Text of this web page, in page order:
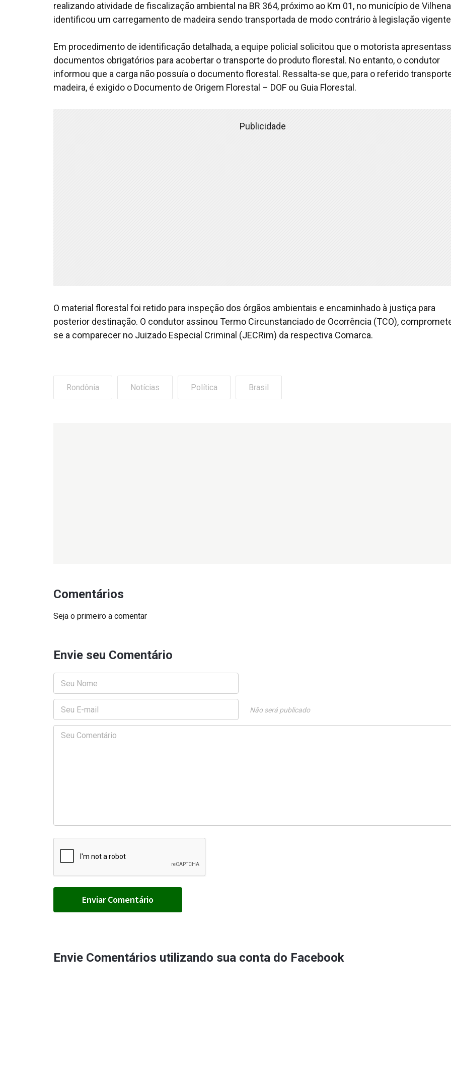
realizando atividade de fiscalização ambiental na BR 364, próximo ao Km 01, no município de
identificou um carregamento de madeira sendo transportada de modo contrário à legislação
Em procedimento de identificação detalhada, a equipe policial solicitou que o motorista
documentos obrigatórios para acobertar o transporte do produto florestal. No entanto, o condutor
informou que a carga não possuía o documento florestal. Ressalta-se que, para o referido
madeira, é exigido o Documento de Origem Florestal – DOF ou Guia Florestal.
Publicidade
O material florestal foi retido para inspeção dos órgãos ambientais e encaminhado à justiça para
posterior destinação. O condutor assinou Termo Circunstanciado de Ocorrência (TCO),
se a comparecer no Juizado Especial Criminal (JECRim) da respectiva Comarca.
Rondônia Notícias Política Brasil
Comentários
Seja o primeiro a comentar
Envie seu Comentário
Não será publicado
Envie Comentários utilizando sua conta do Facebook